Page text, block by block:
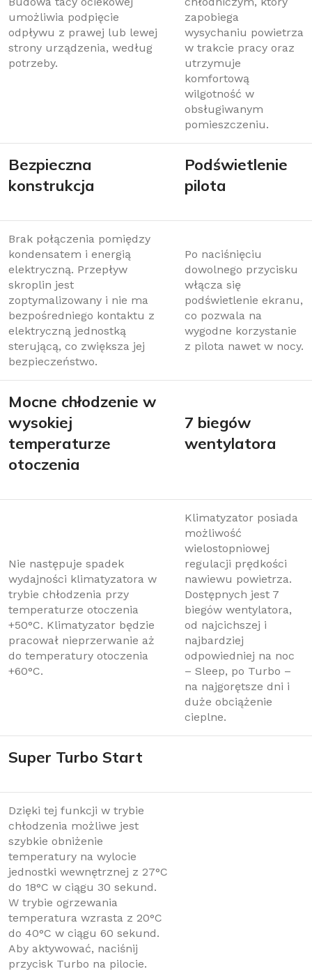
umożliwia podpięcie
odpływu z prawej lub lewej
strony urządzenia, według
potrzeby.
zapobiega
wysychaniu powietrza
w trakcie pracy oraz
utrzymuje
komfortową
wilgotność w
obsługiwanym
pomieszczeniu.
Bezpieczna
konstrukcja
Podświetlenie
pilota
Brak połączenia pomiędzy
kondensatem i energią
elektryczną. Przepływ
skroplin jest
zoptymalizowany i nie ma
bezpośredniego kontaktu z
elektryczną jednostką
sterującą, co zwiększa jej
bezpieczeństwo.
Po naciśnięciu
dowolnego przycisku
włącza się
podświetlenie ekranu,
co pozwala na
wygodne korzystanie
z pilota nawet w nocy.
Mocne chłodzenie w
wysokiej
temperaturze
otoczenia
7 biegów
wentylatora
Nie następuje spadek
wydajności klimatyzatora w
trybie chłodzenia przy
temperaturze otoczenia
+50°C. Klimatyzator będzie
pracował nieprzerwanie aż
do temperatury otoczenia
+60°C.
Klimatyzator posiada
możliwość
wielostopniowej
regulacji prędkości
nawiewu powietrza.
Dostępnych jest 7
biegów wentylatora,
od najcichszej i
najbardziej
odpowiedniej na noc
– Sleep, po Turbo –
na najgorętsze dni i
duże obciążenie
cieplne.
Super Turbo Start
Dzięki tej funkcji w trybie
chłodzenia możliwe jest
szybkie obniżenie
temperatury na wylocie
jednostki wewnętrznej z 27°C
do 18°C ​​w ciągu 30 sekund.
W trybie ogrzewania
temperatura wzrasta z 20°C
do 40°C w ciągu 60 sekund.
Aby aktywować, naciśnij
przycisk Turbo na pilocie.